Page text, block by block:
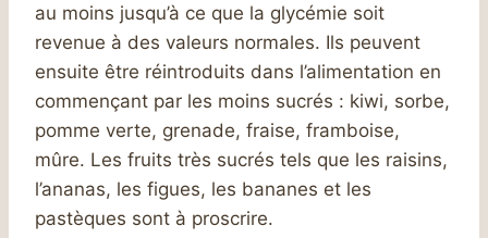
au moins jusqu’à ce que la glycémie soit
revenue à des valeurs normales. Ils peuvent
ensuite être réintroduits dans l’alimentation en
commençant par les moins sucrés : kiwi, sorbe,
pomme verte, grenade, fraise, framboise,
mûre. Les fruits très sucrés tels que les raisins,
l’ananas, les figues, les bananes et les
pastèques sont à proscrire.